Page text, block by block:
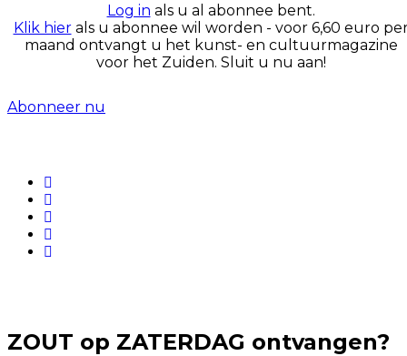
Log in als u al abonnee bent.
Klik hierals u abonnee wil worden - voor 6,60 euro
maand ontvangt u het kunst- en cultuurmagazine
voor het Zuiden. Sluit u nu aan!
Abonneer nu
ZOUT op ZATERDAG ontvangen?